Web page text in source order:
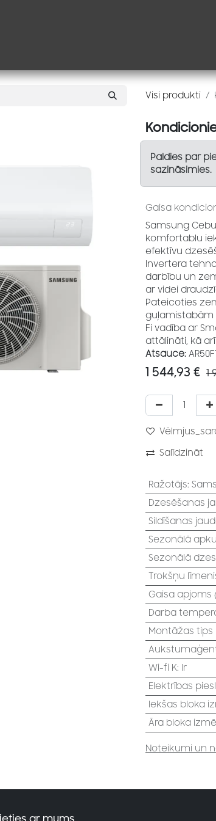
Visi produkti
Paldies par
sazināsimies.
Gaisa
Samsung
komfortablu
efektīvu
Invertera
darbību un
ar videi
Pateicoties
guļamistabām
Fi vadība ar
attālināti, kā
Atsauce:
1 544,93 € 1
Salīdzināt
Ražotājs:
Dzesēšanas
Sildīšanas
Sezonālā
Sezonālā
Trokšņu
Gaisa apjoms
Darba
Montāžas tips
Wi-fi K: Ir
Elektrības
Iekšas bloka
Āra bloka
Noteikumi un